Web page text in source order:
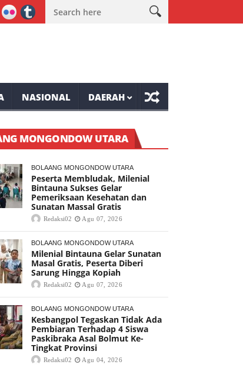
Raya Lele Minta Masyarakat Ranolambot
NASIONAL DAERAH
MONGONDOW UTARA
BOLAANG MONGONDOW UTARA
Peserta Membludak, Milenial
Bintauna Sukses Gelar
Pemeriksaan Kesehatan dan
Sunatan Massal Gratis
Redaksi02 Agu 07, 2026
BOLAANG MONGONDOW UTARA
Milenial Bintauna Gelar Sunatan
Masal Gratis, Peserta Diberi
Sarung Hingga Kopiah
Redaksi02 Agu 07, 2026
BOLAANG MONGONDOW UTARA
Kesbangpol Tegaskan Tidak Ada
Pembiaran Terhadap 4 Siswa
Paskibraka Asal Bolmut Ke-
Tingkat Provinsi
Redaksi02 Agu 04, 2026